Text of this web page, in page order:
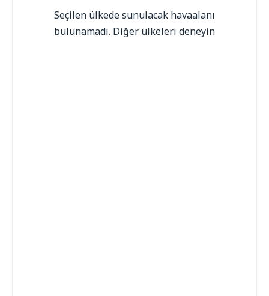
Seçilen ülkede sunulacak havaalanı
bulunamadı. Diğer ülkeleri deneyin